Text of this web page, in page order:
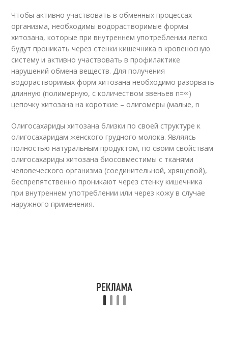
Чтобы активно участвовать в обменных процессах
организма, необходимы водорастворимые формы
хитозана, которые при внутреннем употреблении легко
будут проникать через стенки кишечника в кровеносную
систему и активно участвовать в профилактике
нарушений обмена веществ. Для получения
водорастворимых форм хитозана необходимо разорвать
длинную (полимерную, с количеством звеньев n=∞)
цепочку хитозана на короткие – олигомеры (малые, n
Олигосахариды хитозана близки по своей структуре к
олигосахаридам женского грудного молока. Являясь
полностью натуральным продуктом, по своим свойствам
олигосахариды хитозана биосовместимы с тканями
человеческого организма (соединительной, хрящевой),
беспрепятственно проникают через стенку кишечника
при внутреннем употреблении или через кожу в случае
наружного применения.